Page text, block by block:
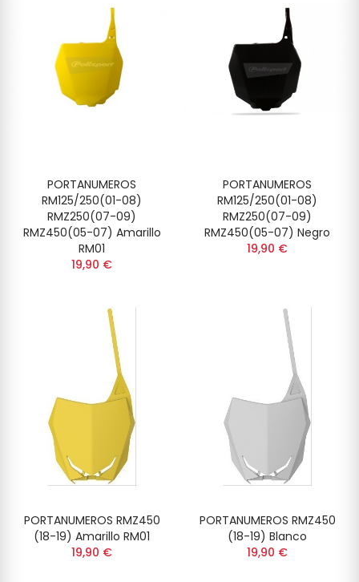
PORTANUMEROS
RM125/250(01-08)
RMZ250(07-09)
RMZ450(05-07) Amarillo
RM01
19,90 €
PORTANUMEROS
RM125/250(01-08)
RMZ250(07-09)
RMZ450(05-07) Negro
19,90 €
PORTANUMEROS RMZ450
(18-19) Amarillo RM01
19,90 €
PORTANUMEROS RMZ450
(18-19) Blanco
19,90 €